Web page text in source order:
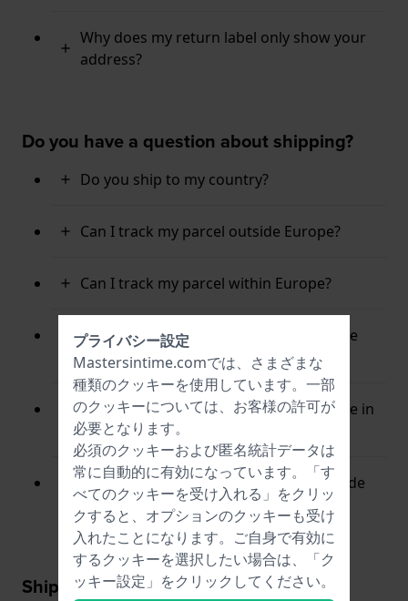
Why does my return label only show your
address?
Do you have a question about shipping?
Do you ship to my country?
Can I track my parcel outside Europe?
Can I track my parcel within Europe?
My order hasn’t arrived in time and I live
outside Europe. When will I receive it?
My order hasn’t arrived in time and I live in
Europe. When will I receive it?
Why do I have to pay import tax? (outside
the EU)
Shipping
プライバシー設定
Mastersintime.comでは、さまざまな
種類のクッキーを使用しています。一部
のクッキーについては、お客様の許可が
必要となります。
必須のクッキーおよび匿名統計データは
常に自動的に有効になっています。「す
べてのクッキーを受け入れる」をクリッ
クすると、オプションのクッキーも受け
入れたことになります。ご自身で有効に
するクッキーを選択したい場合は、「ク
ッキー設定」をクリックしてください。